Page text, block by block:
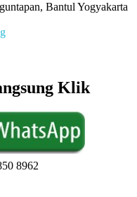
Bantul Yogyakarta
Klik
8962